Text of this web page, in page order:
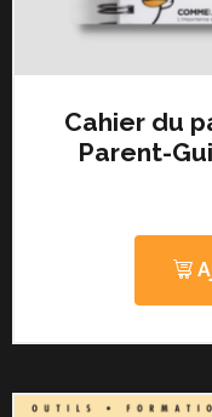
Cahier du
Parent-